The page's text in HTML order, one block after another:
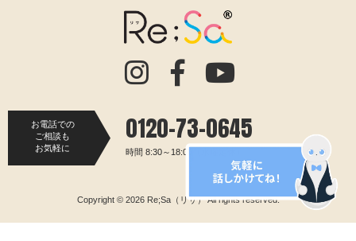
お電話での
ご相談も
お気軽に
0120-73-0645
時間 8:30～18:00（水曜定休）
Copyright © 2026 Re;Sa（リサ） All rights reserved.